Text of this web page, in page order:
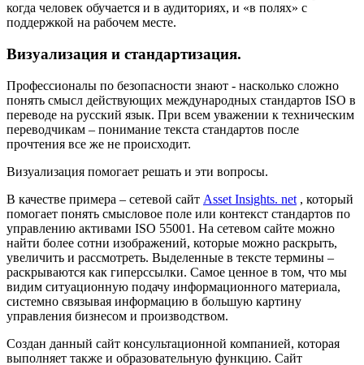
когда человек обучается и в аудиториях, и «в полях» с
поддержкой на рабочем месте.
Визуализация и стандартизация.
Профессионалы по безопасности знают - насколько сложно
понять смысл действующих международных стандартов ISO в
переводе на русский язык. При всем уважении к техническим
переводчикам – понимание текста стандартов после
прочтения все же не происходит.
Визуализация помогает решать и эти вопросы.
В качестве примера – сетевой сайт Asset Insights. net , который
помогает понять смысловое поле или контекст стандартов по
управлению активами ISO 55001. На сетевом сайте можно
найти более сотни изображений, которые можно раскрыть,
увеличить и рассмотреть. Выделенные в тексте термины –
раскрываются как гиперссылки. Самое ценное в том, что мы
видим ситуационную подачу информационного материала,
системно связывая информацию в большую картину
управления бизнесом и производством.
Создан данный сайт консультационной компанией, которая
выполняет также и образовательную функцию. Сайт